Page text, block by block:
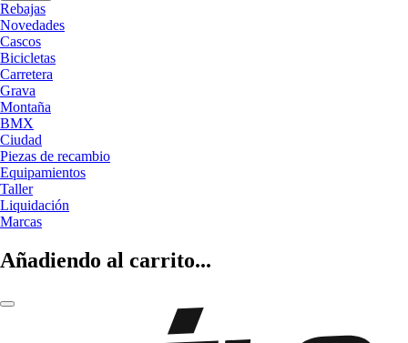
Rebajas
Novedades
Cascos
Bicicletas
Carretera
Grava
Montaña
BMX
Ciudad
Piezas de recambio
Equipamientos
Taller
Liquidación
Marcas
Añadiendo al carrito...